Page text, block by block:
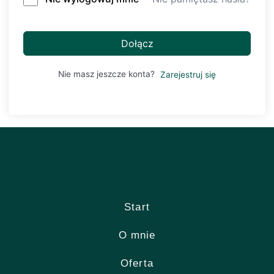
Dołącz
Nie masz jeszcze konta? Zarejestruj się
Start
O mnie
Oferta